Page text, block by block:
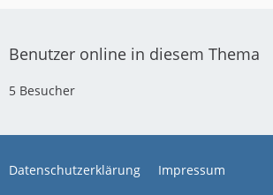
Benutzer online in diesem Thema
5 Besucher
Datenschutzerklärung Impressum